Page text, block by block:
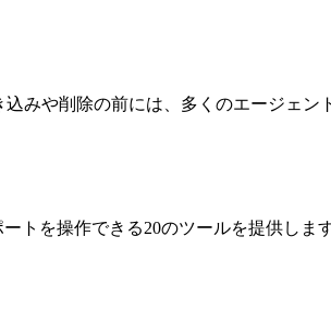
みや削除の前には、多くのエージェ
トを操作できる20のツールを提供し